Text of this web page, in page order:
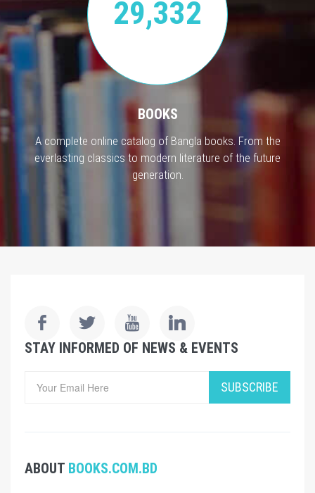
29,332
BOOKS
A complete online catalog of Bangla books. From the
everlasting classics to modern literature of the future
generation.
STAY INFORMED OF NEWS & EVENTS
SUBSCRIBE
ABOUT BOOKS.COM.BD